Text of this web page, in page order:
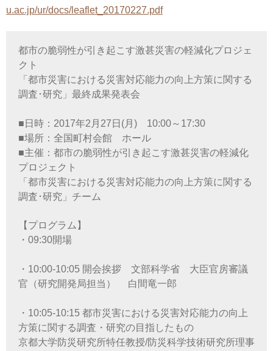
u.ac.jp/ur/docs/leaflet_20170227.pdf
都市の脆弱性が引き起こす激甚災害の軽減化プロジェ
クト
「都市災害における災害対応能力の向上方策に関する
調査･研究」最終成果発表会
■日時：2017年2月27日(月) 10:00～17:30
■場所：全国町村会館 ホール
■主催：都市の脆弱性が引き起こす激甚災害の軽減化
プロジェクト
「都市災害における災害対応能力の向上方策に関する
調査･研究」チーム
【プログラム】
・09:30開場
・10:00-10:05 開会挨拶 文部科学省 大臣官房審議
官（研究開発局担当） 白間竜一郎
・10:05-10:15 都市災害における災害対応能力の向上
方策に関する調査・研究の目指したもの
京都大学防災研究所特任教授/防災科学技術研究所理事